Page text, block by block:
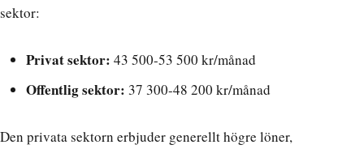
sektor:
Privat sektor: 43 500-53 500 kr/månad
Offentlig sektor: 37 300-48 200 kr/månad
Den privata sektorn erbjuder generellt högre löner,